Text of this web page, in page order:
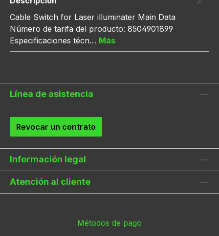
Cable Switch for Laser illuminater Main Data
Número de tarifa del producto: 8504901899
Especificaciones técn… Más
Línea de asistencia
Revocar un contrato
Información legal
Atención al cliente
Métodos de pago